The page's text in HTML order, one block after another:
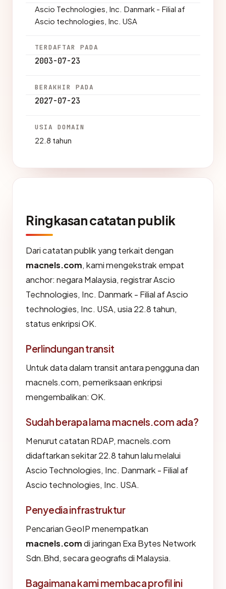
Ascio Technologies, Inc. Danmark - Filial af
Ascio technologies, Inc. USA
TERDAFTAR PADA
2003-07-23
BERAKHIR PADA
2027-07-23
USIA DOMAIN
22.8 tahun
Ringkasan catatan publik
Dari catatan publik yang terkait dengan
macnels.com, kami mengekstrak empat
anchor: negara Malaysia, registrar Ascio
Technologies, Inc. Danmark - Filial af Ascio
technologies, Inc. USA, usia 22.8 tahun,
status enkripsi OK.
Perlindungan transit
Untuk data dalam transit antara pengguna dan
macnels.com, pemeriksaan enkripsi
mengembalikan: OK.
Sudah berapa lama macnels.com ada?
Menurut catatan RDAP, macnels.com
didaftarkan sekitar 22.8 tahun lalu melalui
Ascio Technologies, Inc. Danmark - Filial af
Ascio technologies, Inc. USA.
Penyedia infrastruktur
Pencarian GeoIP menempatkan
macnels.comdi jaringan Exa Bytes Network
Sdn.Bhd, secara geografis di Malaysia.
Bagaimana kami membaca profil ini